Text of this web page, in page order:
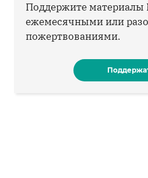
Поддержите материалы
ежемесячными или
пожертвованиями.